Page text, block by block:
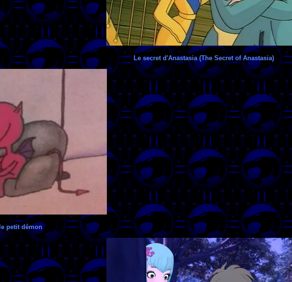
Le secret d'Anastasia (The Secret of Anastasia)
petit démon